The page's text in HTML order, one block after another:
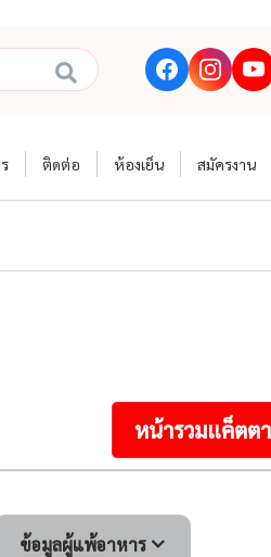
ติดต่อ ห้องเย็น สมัครงาน
หน้ารวมแค็ตต
ข้อมูลผู้แพ้อาหาร